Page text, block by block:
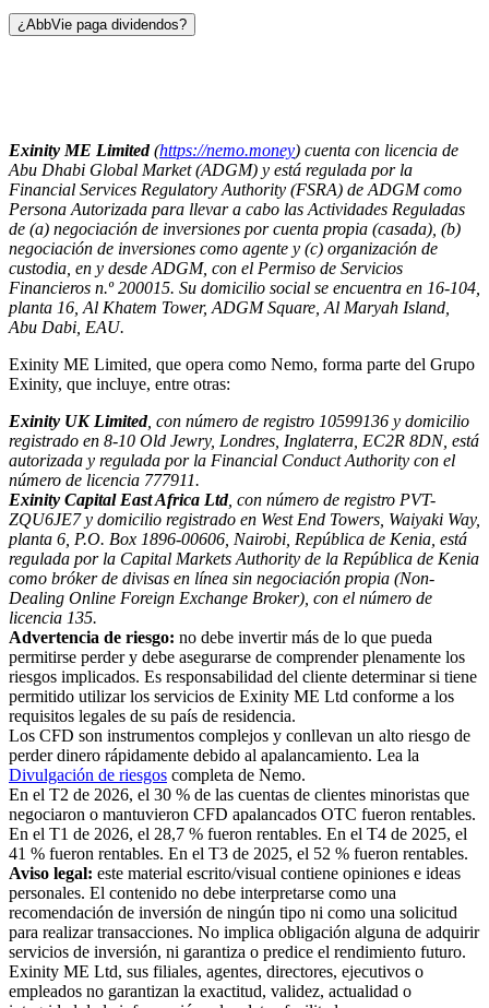
¿AbbVie paga dividendos?
Exinity ME Limited(https://nemo.money) cuenta con licencia de
Abu Dhabi Global Market (ADGM) y está regulada por la
Financial Services Regulatory Authority (FSRA) de ADGM como
Persona Autorizada para llevar a cabo las Actividades Reguladas
de (a) negociación de inversiones por cuenta propia (casada), (b)
negociación de inversiones como agente y (c) organización de
custodia, en y desde ADGM, con el Permiso de Servicios
Financieros n.º 200015. Su domicilio social se encuentra en 16-104,
planta 16, Al Khatem Tower, ADGM Square, Al Maryah Island,
Abu Dabi, EAU.
Exinity ME Limited, que opera como Nemo, forma parte del Grupo
Exinity, que incluye, entre otras:
Exinity UK Limited, con número de registro 10599136 y domicilio
registrado en 8-10 Old Jewry, Londres, Inglaterra, EC2R 8DN, está
autorizada y regulada por la Financial Conduct Authority con el
número de licencia 777911.
Exinity Capital East Africa Ltd, con número de registro PVT-
ZQU6JE7 y domicilio registrado en West End Towers, Waiyaki Way,
planta 6, P.O. Box 1896-00606, Nairobi, República de Kenia, está
regulada por la Capital Markets Authority de la República de Kenia
como bróker de divisas en línea sin negociación propia (Non-
Dealing Online Foreign Exchange Broker), con el número de
licencia 135.
Advertencia de riesgo: no debe invertir más de lo que pueda
permitirse perder y debe asegurarse de comprender plenamente los
riesgos implicados. Es responsabilidad del cliente determinar si tiene
permitido utilizar los servicios de Exinity ME Ltd conforme a los
requisitos legales de su país de residencia.
Los CFD son instrumentos complejos y conllevan un alto riesgo de
perder dinero rápidamente debido al apalancamiento. Lea la
Divulgación de riesgos completa de Nemo.
En el T2 de 2026, el 30 % de las cuentas de clientes minoristas que
negociaron o mantuvieron CFD apalancados OTC fueron rentables.
En el T1 de 2026, el 28,7 % fueron rentables. En el T4 de 2025, el
41 % fueron rentables. En el T3 de 2025, el 52 % fueron rentables.
Aviso legal: este material escrito/visual contiene opiniones e ideas
personales. El contenido no debe interpretarse como una
recomendación de inversión de ningún tipo ni como una solicitud
para realizar transacciones. No implica obligación alguna de adquirir
servicios de inversión, ni garantiza o predice el rendimiento futuro.
Exinity ME Ltd, sus filiales, agentes, directores, ejecutivos o
empleados no garantizan la exactitud, validez, actualidad o